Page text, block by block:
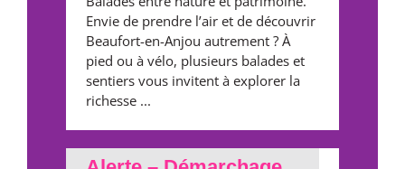
Envie de prendre l’air et de découvrir
Beaufort-en-Anjou autrement ? À
pied ou à vélo, plusieurs balades et
sentiers vous invitent à explorer la
richesse ...